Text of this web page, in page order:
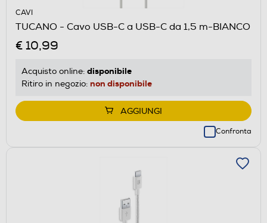
CAVI
TUCANO - Cavo USB-C a USB-C da 1,5 m-BIANCO
€ 10,99
Acquisto online: disponibile
Ritiro in negozio: non disponibile
AGGIUNGI
Confronta